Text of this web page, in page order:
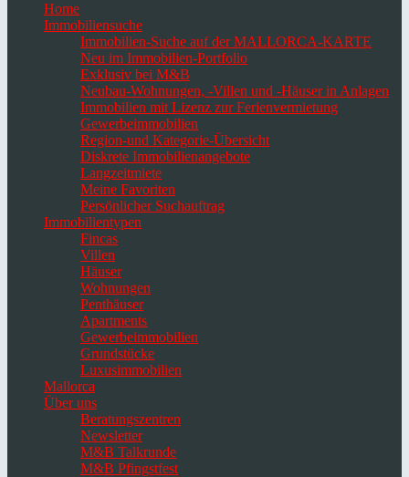
Home
Immobiliensuche
Immobilien-Suche auf der MALLORCA-KARTE
Neu im Immobilien-Portfolio
Exklusiv bei M&B
Neubau-Wohnungen, -Villen und -Häuser in Anlagen
Immobilien mit Lizenz zur Ferienvermietung
Gewerbeimmobilien
Region-und Kategorie-Übersicht
Diskrete Immobilienangebote
Langzeitmiete
Meine Favoriten
Persönlicher Suchauftrag
Immobilientypen
Fincas
Villen
Häuser
Wohnungen
Penthäuser
Apartments
Gewerbeimmobilien
Grundstücke
Luxusimmobilien
Mallorca
Über uns
Beratungszentren
Newsletter
M&B Talkrunde
M&B Pfingstfest